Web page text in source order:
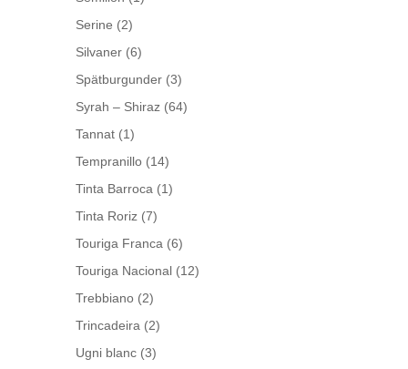
Serine (2)
Silvaner (6)
Spätburgunder (3)
Syrah – Shiraz (64)
Tannat (1)
Tempranillo (14)
Tinta Barroca (1)
Tinta Roriz (7)
Touriga Franca (6)
Touriga Nacional (12)
Trebbiano (2)
Trincadeira (2)
Ugni blanc (3)